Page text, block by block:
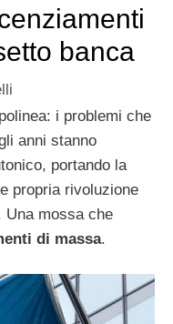
banca
i problemi che
anni stanno
portando la
propria rivoluzione
Una mossa che
di massa.